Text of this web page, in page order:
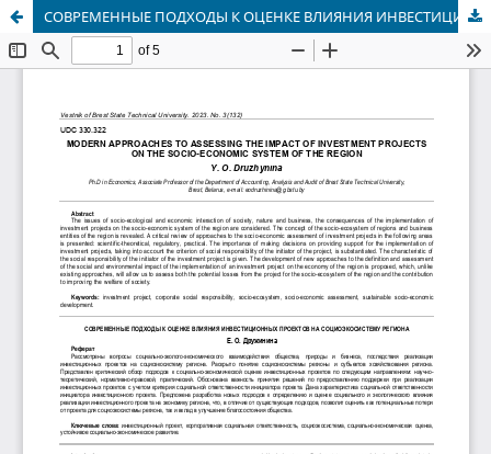
СОВРЕМЕННЫЕ ПОДХОДЫ К ОЦЕНКЕ ВЛИЯНИЯ ИНВЕСТИЦИОННЫХ ПРОЕКТОВ НА СОЦИОЭКОСИСТЕМУ РЕГИОНА